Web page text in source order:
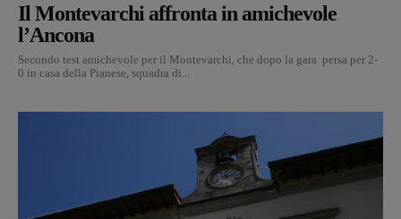
Il Montevarchi affronta in amichevole
l’Ancona
Secondo test amichevole per il Montevarchi, che dopo la gara persa per 2-
0 in casa della Pianese, squadra di...